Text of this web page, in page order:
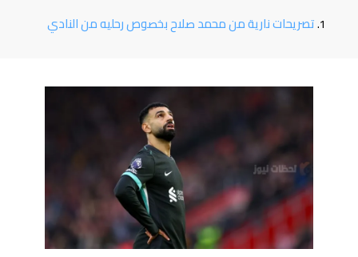
تصريحات نارية من محمد صلاح بخصوص رحليه من النادي